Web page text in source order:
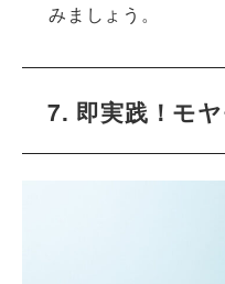
みましょう。
7. 即実践！モ